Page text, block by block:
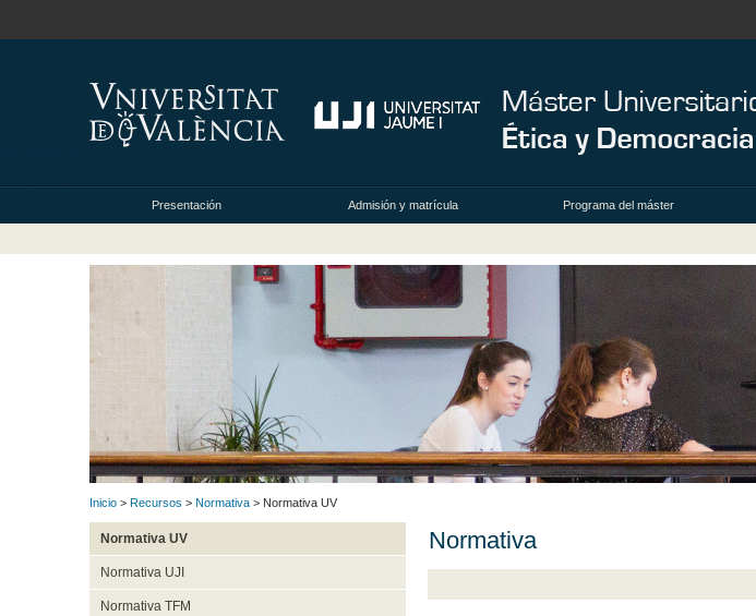
Presentación Admisión y matrícula Programa del máster
Inicio > Recursos > Normativa > Normativa UV
Normativa UV
Normativa UJI
Normativa TFM
Normativa